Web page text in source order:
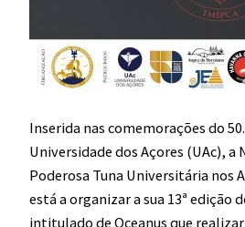
Inserida nas comemorações do
Universidade dos Açores (UAc),
Poderosa Tuna Universitária nos
está a organizar a sua 13ª edição
intitulado de Oceanus que